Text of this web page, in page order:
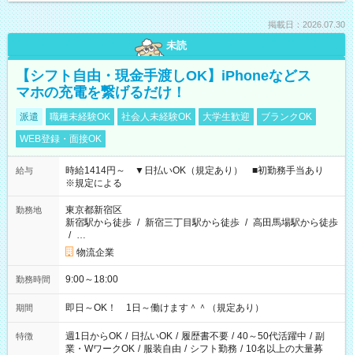
掲載日：2026.07.30
未読
【シフト自由・現金手渡しOK】iPhoneなどス
マホの充電を繋げるだけ！
派遣 職種未経験OK 社会人未経験OK 大学生歓迎
ブランクOK
WEB登録・面接OK
給与
時給1414円～ ▼日払いOK（規定あり） ■初勤務手当あり
※規定による
勤務地
東京都新宿区
新宿駅から徒歩 / 新宿三丁目駅から徒歩 / 高田馬場駅から徒歩
/ …
物流企業
勤務時間 9:00～18:00
期間 即日～OK！ 1日～働けます＾＾（規定あり）
特徴 週1日からOK / 日払いOK / 履歴書不要 / 40～50代活躍中 / 副
業・WワークOK / 服装自由 / シフト勤務 / 10名以上の大量募